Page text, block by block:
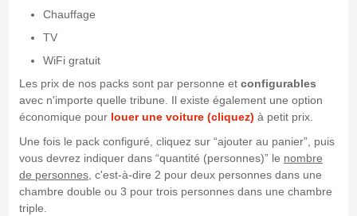
Chauffage
TV
WiFi gratuit
Les prix de nos packs sont par personne et configurables
avec n'importe quelle tribune. Il existe également une option
économique pour louer une voiture (cliquez) à petit prix.
Une fois le pack configuré, cliquez sur “ajouter au panier”, puis
vous devrez indiquer dans “quantité (personnes)” le nombre
de personnes, c'est-à-dire 2 pour deux personnes dans une
chambre double ou 3 pour trois personnes dans une chambre
triple.